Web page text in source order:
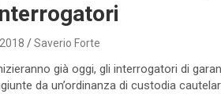
Saverio Forte
già oggi, gli interrogatori di
da un’ordinanza di custodia